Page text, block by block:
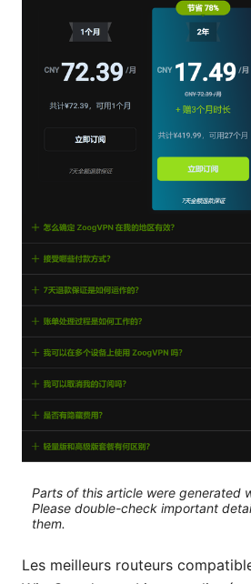
Parts of this article were generated
Please double-check important
them.
Les meilleurs routeurs